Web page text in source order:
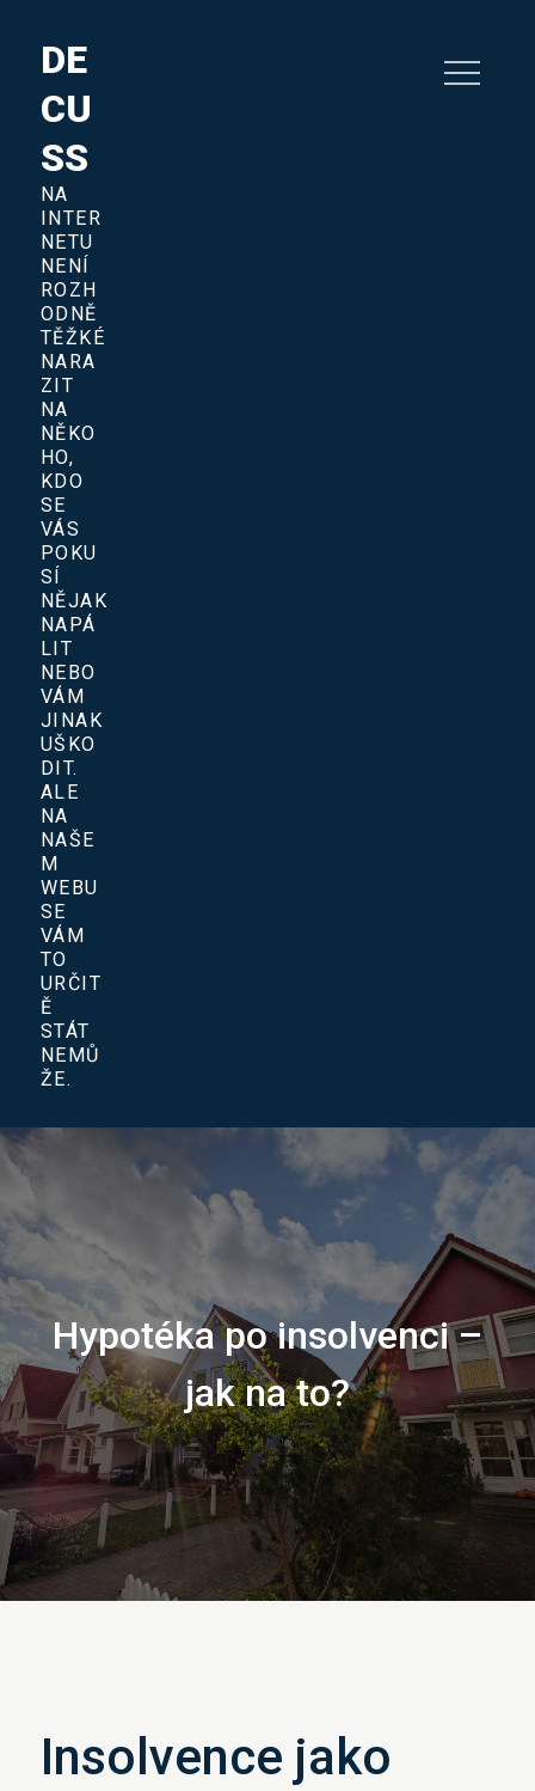
DE
CU
SS
NA
INTER
NETU
NENÍ
ROZH
ODNĚ
TĚŽKÉ
NARA
ZIT
NA
NĚKO
HO,
KDO
SE
VÁS
POKU
SÍ
NĚJAK
NAPÁ
LIT
NEBO
VÁM
JINAK
UŠKO
DIT.
ALE
NA
NAŠE
M
WEBU
SE
VÁM
TO
URČIT
Ě
STÁT
NEMŮ
ŽE.
Hypotéka po insolvenci –
jak na to?
Insolvence jako